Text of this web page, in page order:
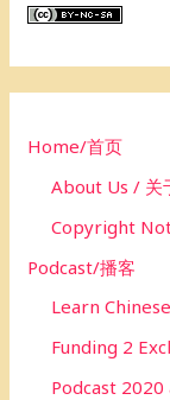
c
f
rHome/首页
About Us / 关
Copyright
Podcast/播客
Learn
Funding 2
Podcast